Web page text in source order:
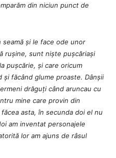
din niciun punct de
seamă și le face ode unor
rușine, sunt niște pușcăriași
pușcărie, și care oricum
și făcând glume proaste. Dânșii
drăguți când aruncau cu
mine care provin din
asta, în secunda doi el nu
am inventat personajele
lor am ajuns de râsul